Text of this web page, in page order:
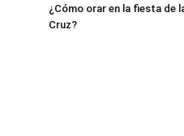
¿Cómo orar en la fiesta de
Cruz?